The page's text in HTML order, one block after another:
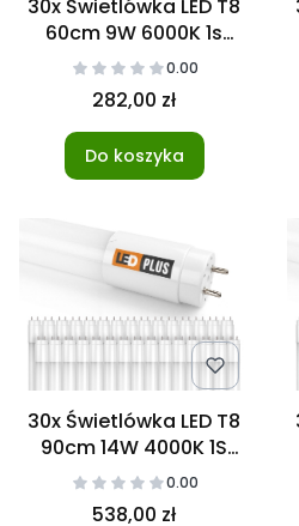
30x Świetlówka LED T8
60cm 9W 6000K 1s
NANO 0.00
282,00 zł
Do koszyka
30x Świetlówka LED T8
90cm 14W 4000K 1S
NANO 0.00
538,00 zł